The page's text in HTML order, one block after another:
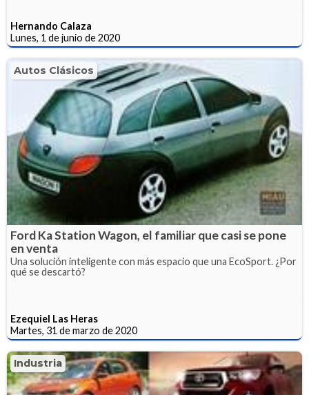
Hernando Calaza
Lunes, 1 de junio de 2020
Autos Clásicos
Ford Ka Station Wagon, el familiar que casi se pone
en venta
Una solución inteligente con más espacio que una EcoSport. ¿Por
qué se descartó?
Ezequiel Las Heras
Martes, 31 de marzo de 2020
Industria